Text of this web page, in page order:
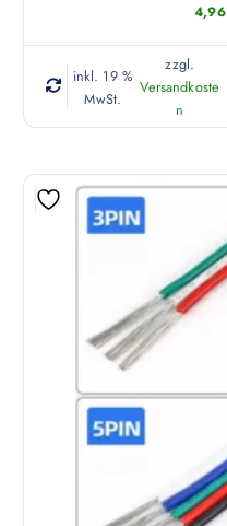
4,96
inkl. 19 %
MwSt.
zzgl.
Versandkoste
n